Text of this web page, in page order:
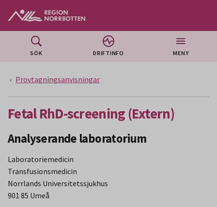
SÖK DRIFTINFO MENY
Provtagningsanvisningar
Fetal RhD-screening (Extern)
Analyserande laboratorium
Laboratoriemedicin
Transfusionsmedicin
Norrlands Universitetssjukhus
901 85 Umeå